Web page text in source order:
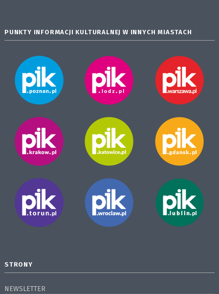
PUNKTY INFORMACJI KULTURALNEJ W INNYCH MIASTACH
STRONY
NEWSLETTER